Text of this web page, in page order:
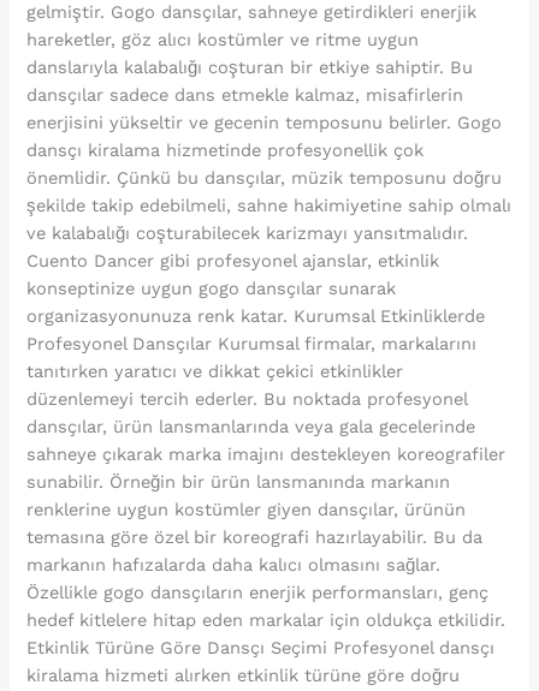
gelmiştir. Gogo dansçılar, sahneye getirdikleri enerjik
hareketler, göz alıcı kostümler ve ritme uygun
danslarıyla kalabalığı coşturan bir etkiye sahiptir. Bu
dansçılar sadece dans etmekle kalmaz, misafirlerin
enerjisini yükseltir ve gecenin temposunu belirler. Gogo
dansçı kiralama hizmetinde profesyonellik çok
önemlidir. Çünkü bu dansçılar, müzik temposunu doğru
şekilde takip edebilmeli, sahne hakimiyetine sahip olmalı
ve kalabalığı coşturabilecek karizmayı yansıtmalıdır.
Cuento Dancer gibi profesyonel ajanslar, etkinlik
konseptinize uygun gogo dansçılar sunarak
organizasyonunuza renk katar. Kurumsal Etkinliklerde
Profesyonel Dansçılar Kurumsal firmalar, markalarını
tanıtırken yaratıcı ve dikkat çekici etkinlikler
düzenlemeyi tercih ederler. Bu noktada profesyonel
dansçılar, ürün lansmanlarında veya gala gecelerinde
sahneye çıkarak marka imajını destekleyen koreografiler
sunabilir. Örneğin bir ürün lansmanında markanın
renklerine uygun kostümler giyen dansçılar, ürünün
temasına göre özel bir koreografi hazırlayabilir. Bu da
markanın hafızalarda daha kalıcı olmasını sağlar.
Özellikle gogo dansçıların enerjik performansları, genç
hedef kitlelere hitap eden markalar için oldukça etkilidir.
Etkinlik Türüne Göre Dansçı Seçimi Profesyonel dansçı
kiralama hizmeti alırken etkinlik türüne göre doğru